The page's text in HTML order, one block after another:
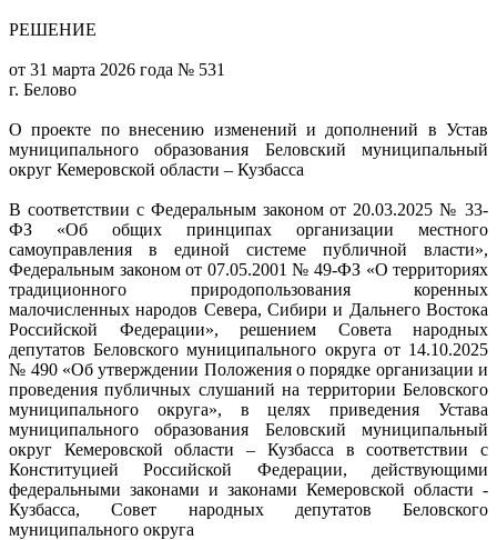
РЕШЕНИЕ
от 31 марта 2026 года № 531
г. Белово
О проекте по внесению изменений и дополнений в Устав
муниципального образования Беловский муниципальный
округ Кемеровской области – Кузбасса
В соответствии c Федеральным законом от 20.03.2025 № 33-
ФЗ «Об общих принципах организации местного
самоуправления в единой системе публичной власти»,
Федеральным законом от 07.05.2001 № 49-ФЗ «О территориях
традиционного природопользования коренных
малочисленных народов Севера, Сибири и Дальнего Востока
Российской Федерации», решением Совета народных
депутатов Беловского муниципального округа от 14.10.2025
№ 490 «Об утверждении Положения о порядке организации и
проведения публичных слушаний на территории Беловского
муниципального округа», в целях приведения Устава
муниципального образования Беловский муниципальный
округ Кемеровской области – Кузбасса в соответствии с
Конституцией Российской Федерации, действующими
федеральными законами и законами Кемеровской области -
Кузбасса, Совет народных депутатов Беловского
муниципального округа